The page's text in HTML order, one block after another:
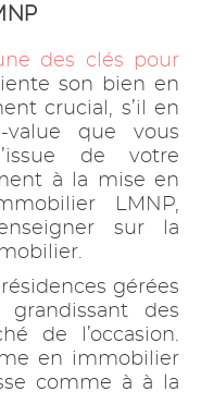
des clés pour
son bien en
crucial, s’il en
value que vous
de votre
à la mise en
LMNP,
sur la
gérées
des
de l’occasion.
en immobilier
comme à à la